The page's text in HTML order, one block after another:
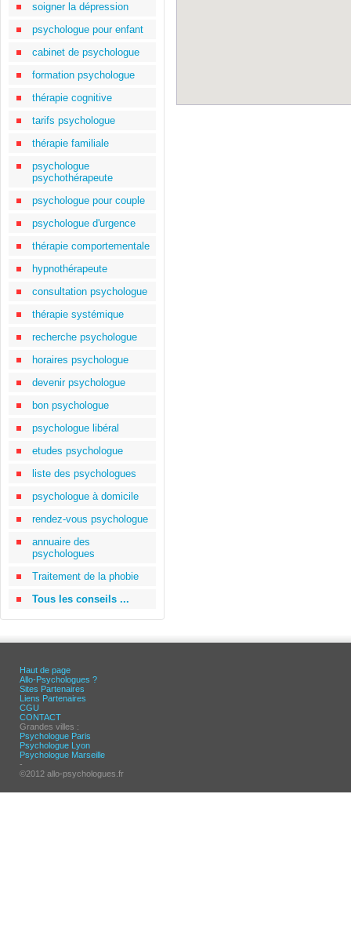
soigner la dépression
psychologue pour enfant
cabinet de psychologue
formation psychologue
thérapie cognitive
tarifs psychologue
thérapie familiale
psychologue
psychothérapeute
psychologue pour couple
psychologue d'urgence
thérapie comportementale
hypnothérapeute
consultation psychologue
thérapie systémique
recherche psychologue
horaires psychologue
devenir psychologue
bon psychologue
psychologue libéral
etudes psychologue
liste des psychologues
psychologue à domicile
rendez-vous psychologue
annuaire des
psychologues
Traitement de la phobie
Tous les conseils ...
Haut de page
Allo-Psychologues ?
Sites Partenaires
Liens Partenaires
CGU
CONTACT
Grandes villes :
Psychologue Paris
Psychologue Lyon
Psychologue Marseille
-
©2012 allo-psychologues.fr